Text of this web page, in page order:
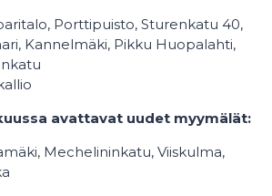
Porttipuisto, Sturenkatu 40,
Kannelmäki, Pikku Huopalahti,
avattavat uudet myymälät:
Mechelininkatu, Viiskulma,